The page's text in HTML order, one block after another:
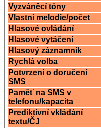
Vyzváněcí tóny
Vlastní melodie/počet
Hlasové ovládání
Hlasové vytáčení
Hlasový záznamník
Rychlá volba
Potvrzení o doručení
SMS
Paměť na SMS v
telefonu/kapacita
Prediktivní vkládání
textu/ČJ